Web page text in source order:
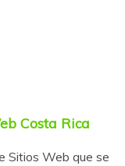
Costa Rica
Sitios Web que se